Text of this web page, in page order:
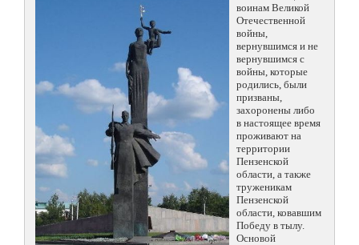
воинам Великой
Отечественной
войны,
вернувшимся и не
вернувшимся с
войны, которые
родились, были
призваны,
захоронены либо
в настоящее время
проживают на
территории
Пензенской
области, а также
труженикам
Пензенской
области, ковавшим
Победу в тылу.
Основой